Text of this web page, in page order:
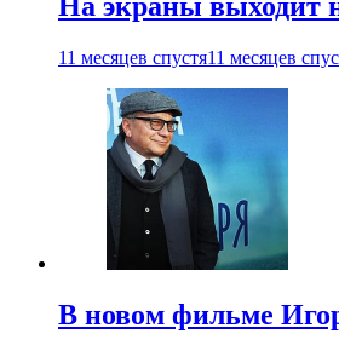
11 месяцев спустя11 месяцев
В новом фильме